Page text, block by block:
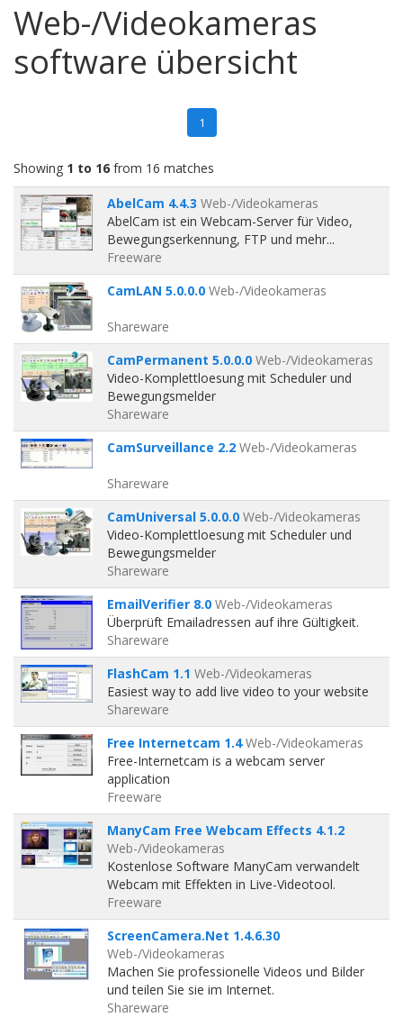
Web-/Videokameras
software übersicht
1
Showing 1 to 16 from 16 matches
AbelCam 4.4.3 Web-/Videokameras
AbelCam ist ein Webcam-Server für Video,
Bewegungserkennung, FTP und mehr...
Freeware
CamLAN 5.0.0.0 Web-/Videokameras
Shareware
CamPermanent 5.0.0.0 Web-/Videokameras
Video-Komplettloesung mit Scheduler und
Bewegungsmelder
Shareware
CamSurveillance 2.2 Web-/Videokameras
Shareware
CamUniversal 5.0.0.0 Web-/Videokameras
Video-Komplettloesung mit Scheduler und
Bewegungsmelder
Shareware
EmailVerifier 8.0 Web-/Videokameras
Überprüft Emailadressen auf ihre Gültigkeit.
Shareware
FlashCam 1.1 Web-/Videokameras
Easiest way to add live video to your website
Shareware
Free Internetcam 1.4 Web-/Videokameras
Free-Internetcam is a webcam server
application
Freeware
ManyCam Free Webcam Effects 4.1.2
Web-/Videokameras
Kostenlose Software ManyCam verwandelt
Webcam mit Effekten in Live-Videotool.
Freeware
ScreenCamera.Net 1.4.6.30
Web-/Videokameras
Machen Sie professionelle Videos und Bilder
und teilen Sie sie im Internet.
Shareware